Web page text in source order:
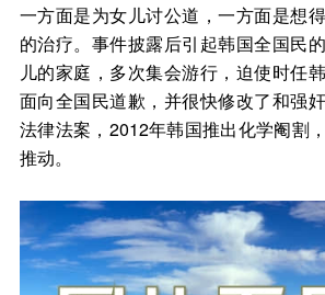
一方面是为女儿讨公道，一方面是想
的治疗。事件披露后引起韩国全国民
儿的家庭，多次集会游行，迫使时任
面向全国民道歉，并很快修改了和强
法律法案，2012年韩国推出化学阉割
推动。